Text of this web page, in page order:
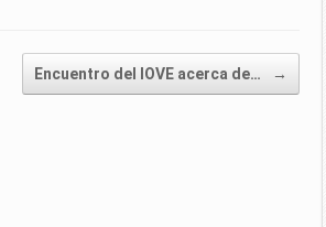
Encuentro del IOVE acerca de… →